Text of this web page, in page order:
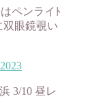
ペンライﾄ
眼鏡覗い
3/10 昼レ